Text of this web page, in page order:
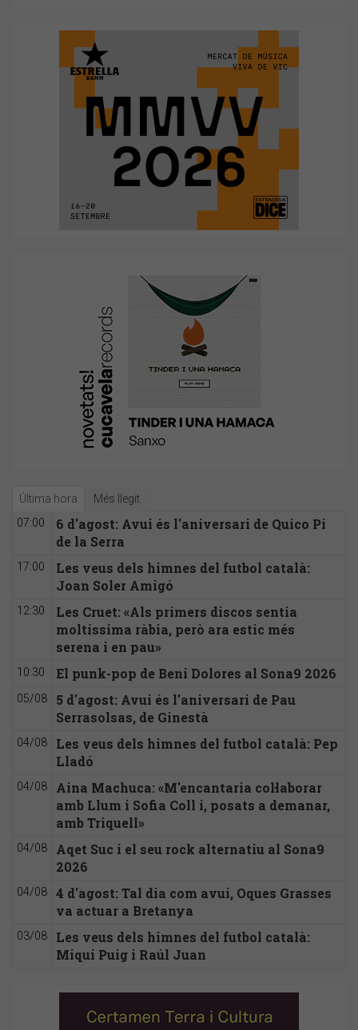
Última hora Més llegit
07:00
6 d'agost: Avui és l'aniversari de Quico Pi
de la Serra
17:00
Les veus dels himnes del futbol català:
Joan Soler Amigó
12:30
Les Cruet: «Als primers discos sentia
moltíssima ràbia, però ara estic més
serena i en pau»
10:30 El punk-pop de Beni Dolores al Sona9 2026
05/08
5 d'agost: Avui és l'aniversari de Pau
Serrasolsas, de Ginestà
04/08
Les veus dels himnes del futbol català: Pep
Lladó
04/08
Aina Machuca: «M'encantaria col·laborar
amb Llum i Sofia Coll i, posats a demanar,
amb Triquell»
04/08
Aqet Suc i el seu rock alternatiu al Sona9
2026
04/08
4 d'agost: Tal dia com avui, Oques Grasses
va actuar a Bretanya
03/08
Les veus dels himnes del futbol català:
Miqui Puig i Raúl Juan